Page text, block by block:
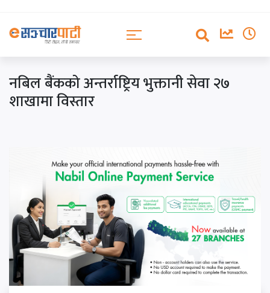
नबिल बैंकको अन्तर्राष्ट्रिय भुक्तानी सेवा २७
शाखामा विस्तार